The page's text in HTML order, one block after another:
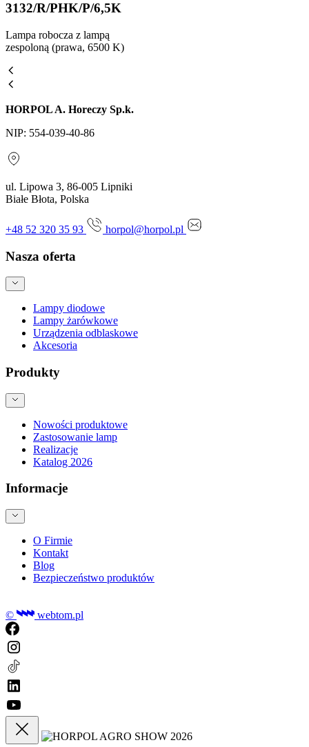
3132/R/PHK/P/6,5K
Lampa robocza z lampą
zespoloną (prawa, 6500 K)
HORPOL A. Horeczy Sp.k.
NIP: 554-039-40-86
ul. Lipowa 3, 86-005 Lipniki
Białe Błota, Polska
+48 52 320 35 93 horpol@horpol.pl
Nasza oferta
Lampy diodowe
Lampy żarówkowe
Urządzenia odblaskowe
Akcesoria
Produkty
Nowości produktowe
Zastosowanie lamp
Realizacje
Katalog 2026
Informacje
O Firmie
Kontakt
Blog
Bezpieczeństwo produktów
© webtom.pl